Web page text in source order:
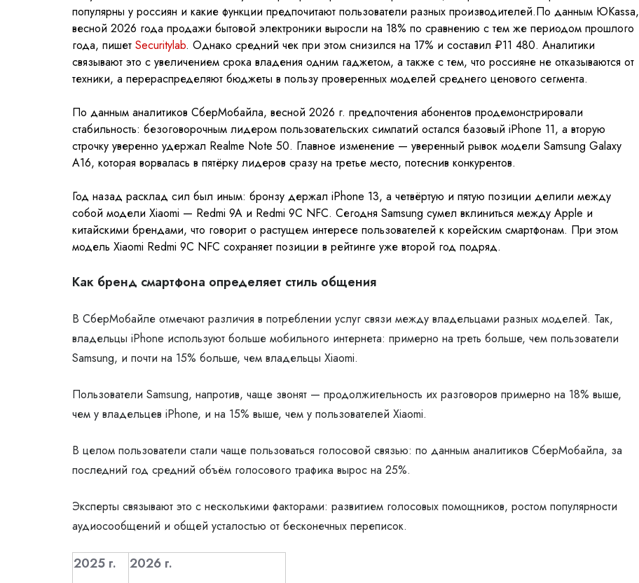
популярны у россиян и какие функции предпочитают пользователи разных производителей.По данным ЮKassa,
весной 2026 года продажи бытовой электроники выросли на 18% по сравнению с тем же периодом прошлого
года, пишет Securitylab. Однако средний чек при этом снизился на 17% и составил ₽11 480. Аналитики
связывают это с увеличением срока владения одним гаджетом, а также с тем, что россияне не отказываются от
техники, а перераспределяют бюджеты в пользу проверенных моделей среднего ценового сегмента.
По данным аналитиков СберМобайла, весной 2026 г. предпочтения абонентов продемонстрировали
стабильность: безоговорочным лидером пользовательских симпатий остался базовый iPhone 11, а вторую
строчку уверенно удержал Realme Note 50. Главное изменение — уверенный рывок модели Samsung Galaxy
A16, которая ворвалась в пятёрку лидеров сразу на третье место, потеснив конкурентов.
Год назад расклад сил был иным: бронзу держал iPhone 13, а четвёртую и пятую позиции делили между
собой модели Xiaomi — Redmi 9A и Redmi 9C NFC. Сегодня Samsung сумел вклиниться между Apple и
китайскими брендами, что говорит о растущем интересе пользователей к корейским смартфонам. При этом
модель Xiaomi Redmi 9C NFC сохраняет позиции в рейтинге уже второй год подряд.
Как бренд смартфона определяет стиль общения
В СберМобайле отмечают различия в потреблении услуг связи между владельцами разных моделей. Так,
владельцы iPhone используют больше мобильного интернета: примерно на треть больше, чем пользователи
Samsung, и почти на 15% больше, чем владельцы Xiaomi.
Пользователи Samsung, напротив, чаще звонят — продолжительность их разговоров примерно на 18% выше,
чем у владельцев iPhone, и на 15% выше, чем у пользователей Xiaomi.
В целом пользователи стали чаще пользоваться голосовой связью: по данным аналитиков СберМобайла, за
последний год средний объём голосового трафика вырос на 25%.
Эксперты связывают это с несколькими факторами: развитием голосовых помощников, ростом популярности
аудиосообщений и общей усталостью от бесконечных переписок.
2025 г. 2026 г.